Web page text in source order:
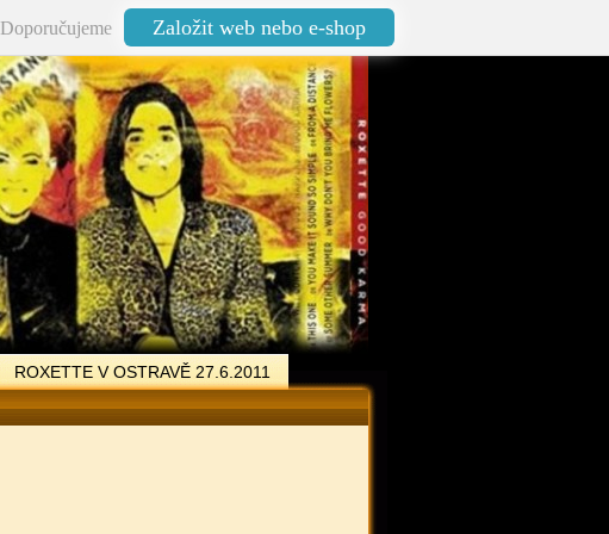
Doporučujeme Založit web nebo e-shop
ROXETTE V OSTRAVĚ 27.6.2011